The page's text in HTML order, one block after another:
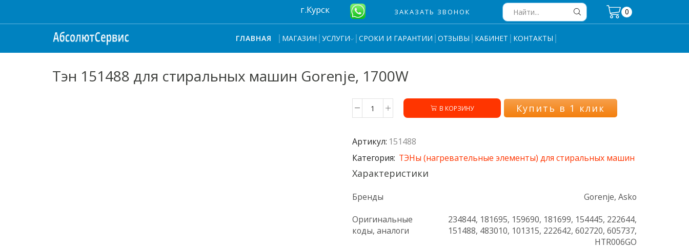
г.Курск ЗАКАЗАТЬ ЗВОНОК
input
0
ГЛАВНАЯ МАГАЗИН УСЛУГИ СРОКИ И ГАРАНТИИ ОТЗЫВЫ КАБИНЕТ КОНТАКТЫ
Тэн 151488 для стиральных машин Gorenje, 1700W
Количество
151488
стиральных
машин
1700W
В КОРЗИНУ Купить в 1 клик
Артикул: 151488
Категория: ТЭНы (нагревательные элементы) для стиральных машин
Характеристики
Бренды
Gorenje, Asko
Оригинальные
коды, аналоги
234844, 181695, 159690, 181699, 154445, 222644,
151488, 483010, 101315, 222642, 602720, 605737,
HTR006GO